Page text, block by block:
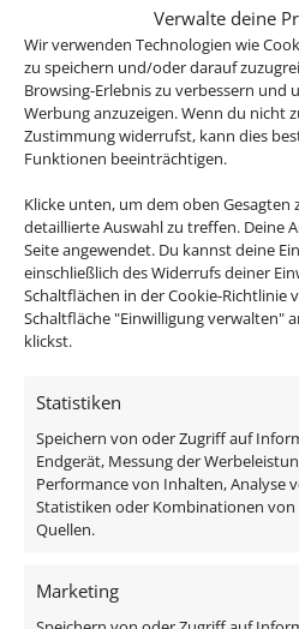
Verwalte deine
Wir verwenden Technologien wie
zu speichern und/oder darauf
Browsing-Erlebnis zu verbessern und
Werbung anzuzeigen. Wenn du nicht
Zustimmung widerrufst, kann dies
Funktionen beeinträchtigen.
Klicke unten, um dem oben
detaillierte Auswahl zu treffen. Deine
Seite angewendet. Du kannst deine
einschließlich des Widerrufs deiner
Schaltflächen in der Cookie-Richtlinie
Schaltfläche "Einwilligung verwalten"
klickst.
Statistiken
Speichern von oder Zugriff auf
Endgerät, Messung der
Performance von Inhalten, Analyse
Statistiken oder Kombinationen von
Quellen.
Marketing
Ansprüchen gerecht wird.
Vorteile unserer Signature-
Stimmige Designs:Die
abgestimmt, sodass du
einheitliche und stilvolle
Vielseitigkeit für jeden
Decken-, Tisch-, Steh-
Leuchte ist ein
Hochwertige
Langlebigkeit und eine
Energieeffiziente LED-
und schone die
angenehmes Licht zu
Passendes Zubehör: